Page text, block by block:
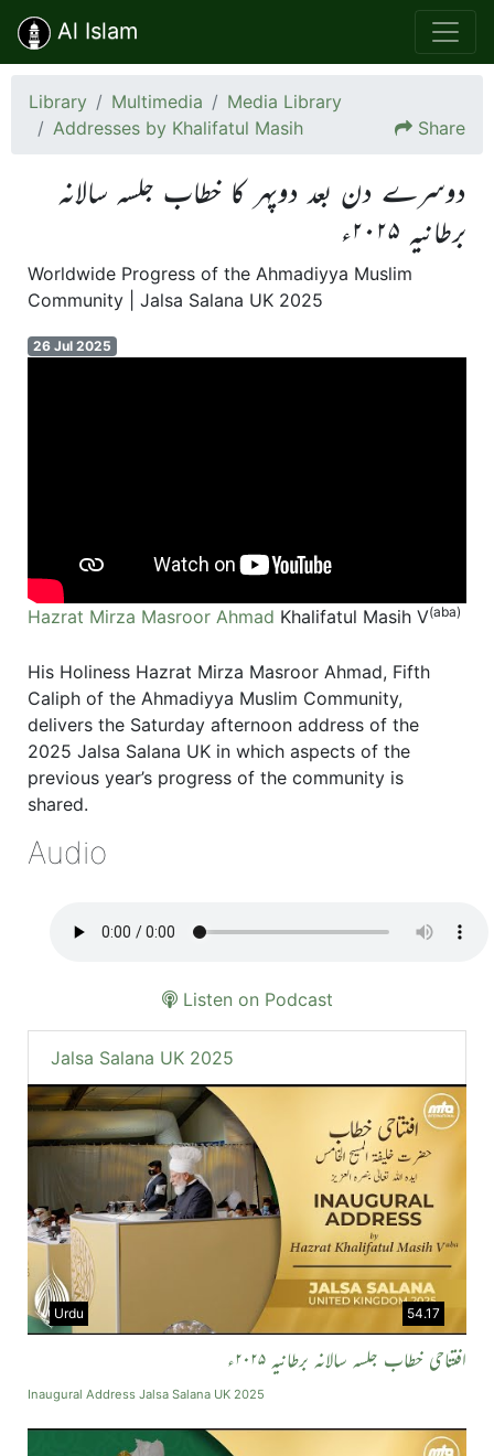
Al Islam
Library Multimedia
Media Library
Addresses by Khalifatul Masih
Share
دوسرے دن بعد دوپہر کا خطاب جلسہ سالانہ
برطانیہ ۲۰۲۵ء
Worldwide Progress of the Ahmadiyya Muslim
Community | Jalsa Salana UK 2025
26 Jul 2025
Hazrat Mirza Masroor Ahmad Khalifatul Masih V(aba)
His Holiness Hazrat Mirza Masroor Ahmad, Fifth
Caliph of the Ahmadiyya Muslim Community,
delivers the Saturday afternoon address of the
2025 Jalsa Salana UK in which aspects of the
previous year’s progress of the community is
shared.
Audio
Listen on Podcast
Jalsa Salana UK 2025
54.17
Urdu
افتتاحی خطاب جلسہ سالانہ برطانیہ ۲۰۲۵ء
Inaugural Address Jalsa Salana UK 2025